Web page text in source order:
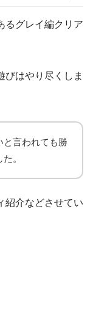
るグレイ編クリア
びはやり尽くしま
と言われても勝
。
紹介などさせてい